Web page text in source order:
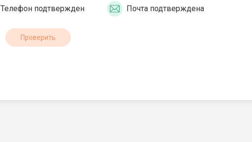
Телефон подтвержден Почта подтверждена
Проверить